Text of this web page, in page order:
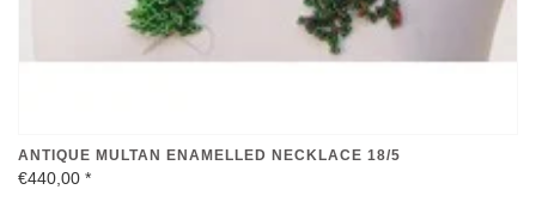
€440,00*